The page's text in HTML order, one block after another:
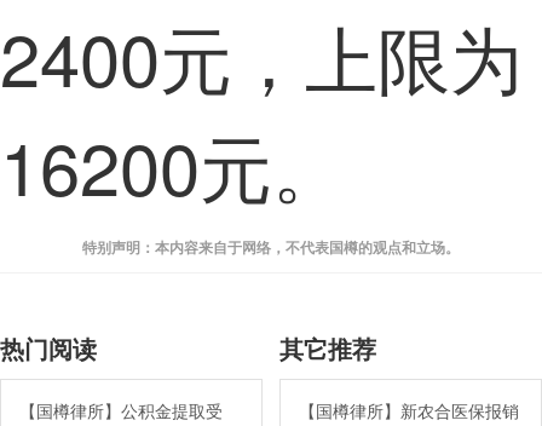
2400元，上限为
16200元。
特别声明：本内容来自于网络，不代表国樽的观点和立场。
热门阅读
【国樽律所】公积金提取受
其它推荐
【国樽律所】新农合医保报销